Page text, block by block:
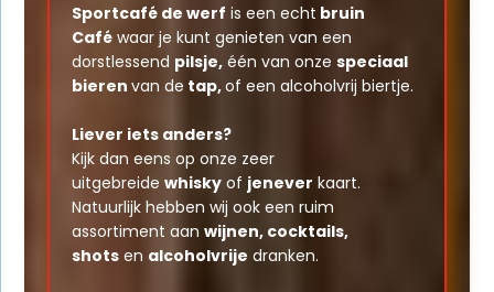
Sportcafé de werf is een echt bruin
Caféwaar je kunt genieten van een
dorstlessend pilsje,één van onze speciaal
bieren van de tap,of een alcoholvrij biertje.
Liever iets anders?
Kijk dan eens op onze zeer
uitgebreide whiskyof jenever kaart.
Natuurlijk hebben wij ook een ruim
assortiment aan wijnen, cocktails,
shotsen alcoholvrije dranken.